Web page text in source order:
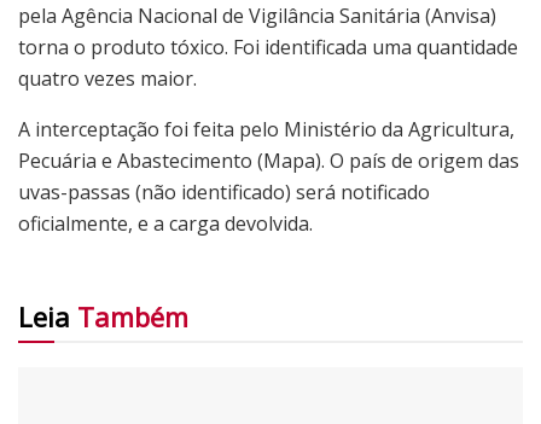
pela Agência Nacional de Vigilância Sanitária (Anvisa)
torna o produto tóxico. Foi identificada uma quantidade
quatro vezes maior.
A interceptação foi feita pelo Ministério da Agricultura,
Pecuária e Abastecimento (Mapa). O país de origem das
uvas-passas (não identificado) será notificado
oficialmente, e a carga devolvida.
Leia Também